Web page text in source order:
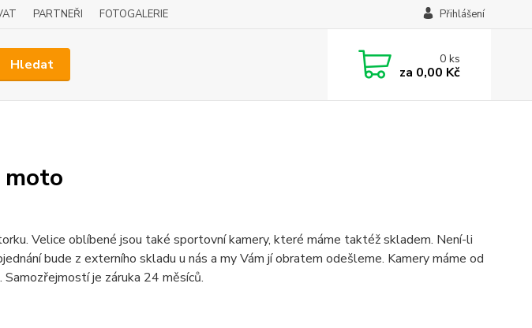
PARTNEŘI FOTOGALERIE Přihlášení
Hledat 0ks
za 0,00 Kč
moto
Velice oblíbené jsou také sportovní kamery, které máme taktéž skladem. Není-li
bude z externího skladu u nás a my Vám jí obratem odešleme. Kamery máme od
Samozřejmostí je záruka 24 měsíců.